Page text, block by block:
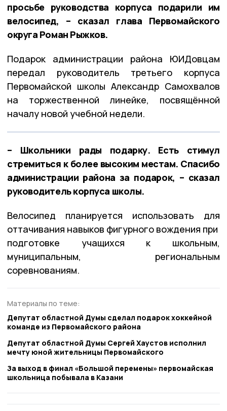
просьбе руководства корпуса подарили им
велосипед, – сказал глава Первомайского
округа Роман Рыжков.
Подарок администрации района ЮИДовцам
передал руководитель третьего корпуса
Первомайской школы Александр Самохвалов
на торжественной линейке, посвящённой
началу новой учебной недели.
– Школьники рады подарку. Есть стимул
стремиться к более высоким местам. Спасибо
администрации района за подарок, – сказал
руководитель корпуса школы.
Велосипед планируется использовать для
оттачивания навыков фигурного вождения при
подготовке учащихся к школьным,
муниципальным, региональным
соревнованиям.
Материалы по теме:
Депутат областной Думы сделал подарок хоккейной
команде из Первомайского района
Депутат областной Думы Сергей Хаустов исполнил
мечту юной жительницы Первомайского
За выход в финал «Большой перемены» первомайская
школьница побывала в Казани